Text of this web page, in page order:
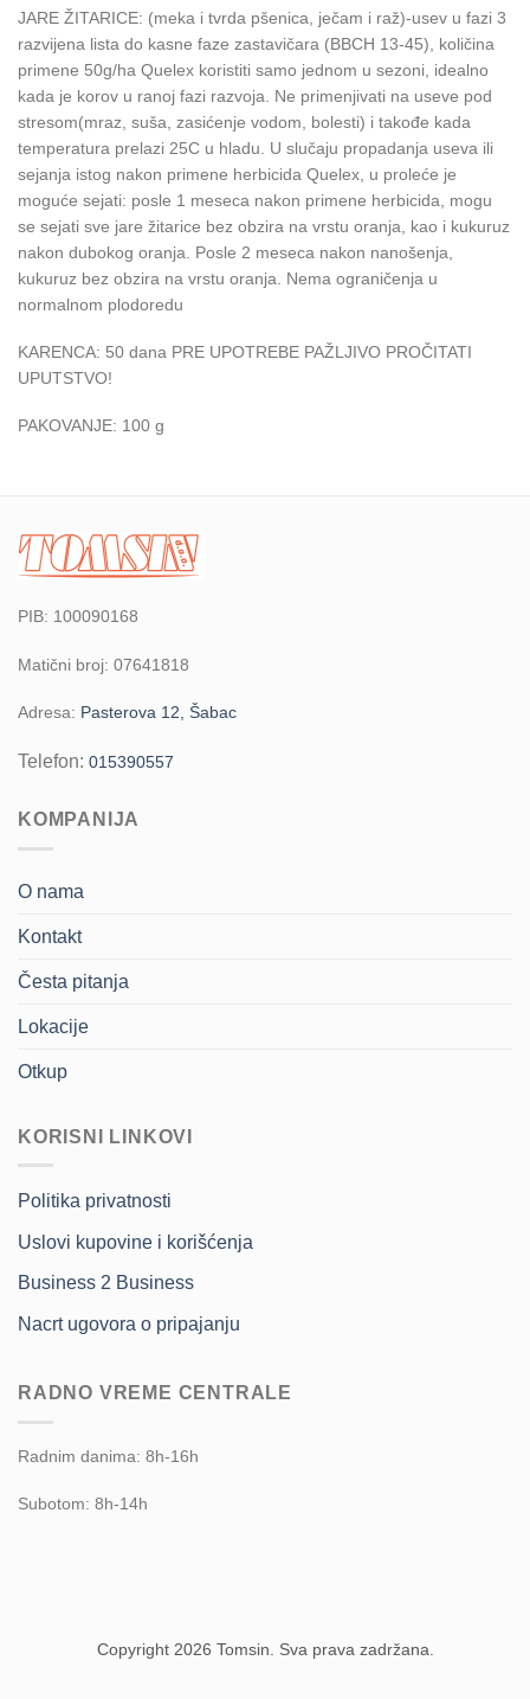
JARE ŽITARICE: (meka i tvrda pšenica, ječam i raž)-usev u fazi 3
razvijena lista do kasne faze zastavičara (BBCH 13-45), količina
primene 50g/ha Quelex koristiti samo jednom u sezoni, idealno
kada je korov u ranoj fazi razvoja. Ne primenjivati na useve pod
stresom(mraz, suša, zasićenje vodom, bolesti) i takođe kada
temperatura prelazi 25C u hladu. U slučaju propadanja useva ili
sejanja istog nakon primene herbicida Quelex, u proleće je
moguće sejati: posle 1 meseca nakon primene herbicida, mogu
se sejati sve jare žitarice bez obzira na vrstu oranja, kao i kukuruz
nakon dubokog oranja. Posle 2 meseca nakon nanošenja,
kukuruz bez obzira na vrstu oranja. Nema ograničenja u
normalnom plodoredu
KARENCA: 50 dana PRE UPOTREBE PAŽLJIVO PROČITATI
UPUTSTVO!
PAKOVANJE: 100 g
PIB: 100090168
Matični broj: 07641818
Adresa: Pasterova 12, Šabac
Telefon: 015390557
KOMPANIJA
O nama
Kontakt
Česta pitanja
Lokacije
Otkup
KORISNI LINKOVI
Politika privatnosti
Uslovi kupovine i korišćenja
Business 2 Business
Nacrt ugovora o pripajanju
RADNO VREME CENTRALE
Radnim danima: 8h-16h
Subotom: 8h-14h
Copyright 2026 Tomsin. Sva prava zadržana.